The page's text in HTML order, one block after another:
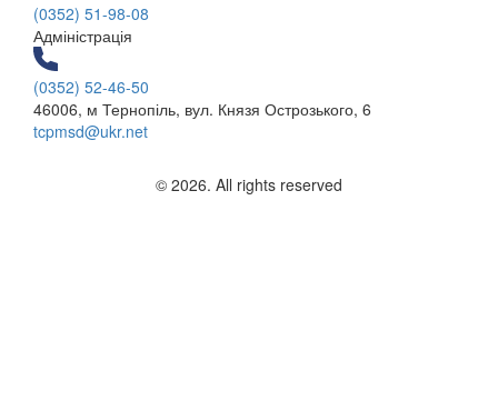
(0352) 51-98-08
Адміністрація
(0352) 52-46-50
46006, м Тернопіль, вул. Князя Острозького, 6
tcpmsd@ukr.net
© 2026. All rights reserved